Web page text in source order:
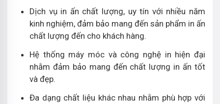
Dịch vụ in ấn chất lượng, uy tín với nhiều năm
kinh nghiệm, đảm bảo mang đến sản phẩm in ấn
chất lượng đến cho khách hàng.
Hệ thống máy móc và công nghệ in hiện đại
nhằm đảm bảo mang đến chất lượng in ấn tốt
và đẹp.
Đa dạng chất liệu khác nhau nhằm phù hợp với